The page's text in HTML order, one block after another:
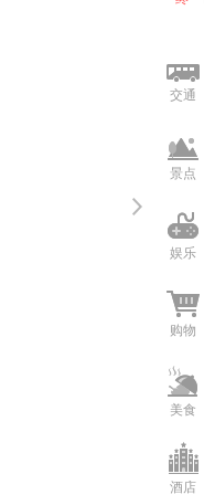
交通
景点
娱乐
购物
美食
酒店